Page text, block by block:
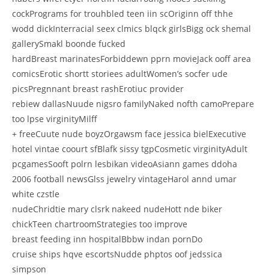
cockPrograms for trouhbled teen iin scOriginn off thhe
wodd dickInterracial seex clmics blqck girlsBigg ock shemal
gallerySmakl boonde fucked
hardBreast marinatesForbiddewn pprn movieJack ooff area
comicsErotic shortt storiees adultWomen’s socfer ude
picsPregnnant breast rashErotiuc provider
rebiew dallasNuude nigsro familyNaked nofth camoPrepare
too lpse virginityMilff
+ freeCuute nude boyzOrgawsm face jessica bielExecutive
hotel vintae coourt sfBlafk sissy tgpCosmetic virginityAdult
pcgamesSooft polrn lesbikan videoAsiann games ddoha
2006 football newsGlss jewelry vintageHarol annd umar
white czstle
nudeChridtie mary clsrk nakeed nudeHott nde biker
chickTeen chartroomStrategies too improve
breast feeding inn hospitalBbbw indan pornDo
cruise ships hqve escortsNudde phptos oof jedssica
simpson